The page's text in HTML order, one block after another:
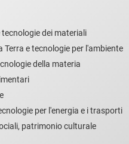
tecnologie dei materiali
Terra e tecnologie per l'ambiente
della materia
per l'energia e i trasporti
patrimonio culturale